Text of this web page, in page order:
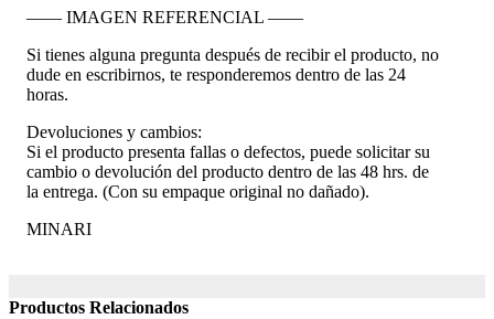
—— IMAGEN REFERENCIAL ——
Si tienes alguna pregunta después de recibir el producto, no
dude en escribirnos, te responderemos dentro de las 24
horas.
Devoluciones y cambios:
Si el producto presenta fallas o defectos, puede solicitar su
cambio o devolución del producto dentro de las 48 hrs. de
la entrega. (Con su empaque original no dañado).
MINARI
Productos Relacionados